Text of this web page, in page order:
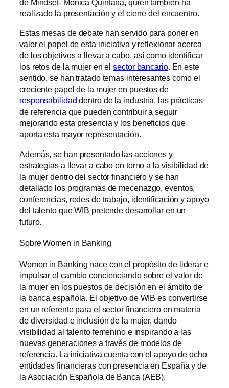
de Mindset- Mónica Quintana, quien también ha
realizado la presentación y el cierre del encuentro.
Estas mesas de debate han servido para poner en
valor el papel de esta iniciativa y reflexionar acerca
de los objetivos a llevar a cabo, así como identificar
los retos de la mujer en elsector bancario. En este
sentido, se han tratado temas interesantes como el
creciente papel de la mujer en puestos de
responsabilidad dentro de la industria, las prácticas
de referencia que pueden contribuir a seguir
mejorando esta presencia y los beneficios que
aporta esta mayor representación.
Además, se han presentado las acciones y
estrategias a llevar a cabo en torno a la visibilidad de
la mujer dentro del sector financiero y se han
detallado los programas de mecenazgo, eventos,
conferencias, redes de trabajo, identificación y apoyo
del talento que WIB pretende desarrollar en un
futuro.
Sobre Women in Banking
Women in Banking nace con el propósito de liderar e
impulsar el cambio concienciando sobre el valor de
la mujer en los puestos de decisión en el ámbito de
la banca española. El objetivo de WIB es convertirse
en un referente para el sector financiero en materia
de diversidad e inclusión de la mujer, dando
visibilidad al talento femenino e inspirando a las
nuevas generaciones a través de modelos de
referencia. La iniciativa cuenta con el apoyo de ocho
entidades financieras con presencia en España y de
la Asociación Española de Banca (AEB).